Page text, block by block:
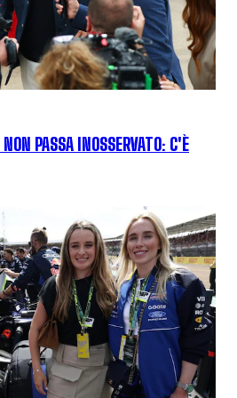
NON PASSA INOSSERVATO: C'È